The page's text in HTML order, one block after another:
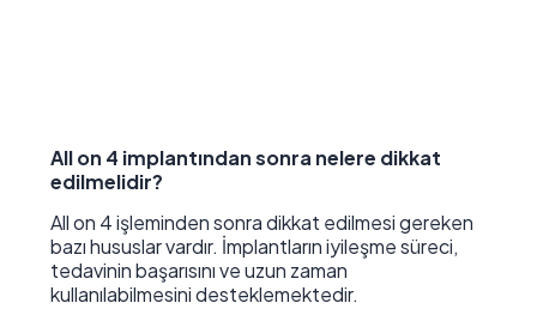
All on 4 implantından sonra nelere dikkat
edilmelidir?
All on 4 işleminden sonra dikkat edilmesi gereken
bazı hususlar vardır. İmplantların iyileşme süreci,
tedavinin başarısını ve uzun zaman
kullanılabilmesini desteklemektedir.